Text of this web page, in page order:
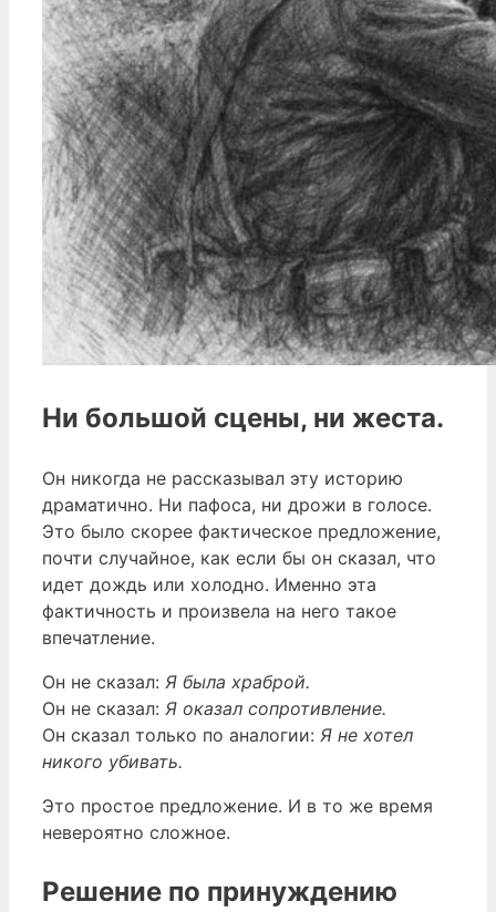
Ни большой сцены, ни жеста.
Он никогда не рассказывал эту историю
драматично. Ни пафоса, ни дрожи в голосе.
Это было скорее фактическое предложение,
почти случайное, как если бы он сказал, что
идет дождь или холодно. Именно эта
фактичность и произвела на него такое
впечатление.
Он не сказал: Я была храброй.
Он не сказал: Я оказал сопротивление.
Он сказал только по аналогии: Я не хотел
никого убивать.
Это простое предложение. И в то же время
невероятно сложное.
Решение по принуждению